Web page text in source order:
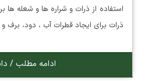
استفاده از ذرات و شراره ها و شعله ها
ذرات برای ایجاد قطرات آب ، دود، برف
ادامه مطلب /